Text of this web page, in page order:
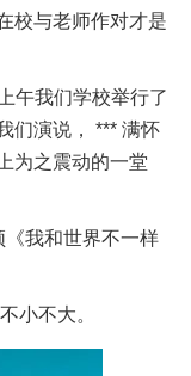
校与老师作对才是
午我们学校举行了
们演说， *** 满怀
为之震动的一堂
我和世界不一样
小不大。